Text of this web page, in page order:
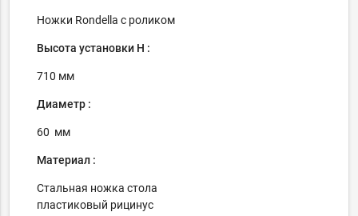
Ножки Rondella с роликом
Высота установки H :
710 мм
Диаметр :
60 мм
Материал :
Стальная ножка стола
пластиковый рицинус